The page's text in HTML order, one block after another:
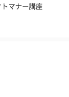
マナー講座